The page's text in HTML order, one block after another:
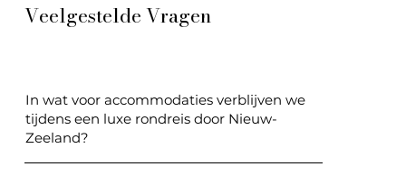
Veelgestelde Vragen
In wat voor accommodaties verblijven we
tijdens een luxe rondreis door Nieuw-
Zeeland?